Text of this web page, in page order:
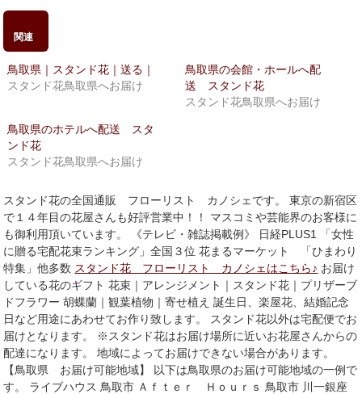
て
で
共
有
(新
し
い
ウ
ド
ウ
で
開
き
ッ
ク
し
て
さ
い
し
い
ン
ド
ウ
で
開
き
ま
す)
関連
鳥取県｜スタンド花｜送る｜
スタンド花鳥取県へお届け
鳥取県の会館・ホールへ配
送 スタンド花
スタンド花鳥取県へお届け
鳥取県のホテルへ配送 スタ
ンド花
スタンド花鳥取県へお届け
スタンド花の全国通販 フローリスト カノシェです。 東京の新宿区
で１４年目の花屋さんも好評営業中！！ マスコミや芸能界のお客様に
も御利用頂いています。 《テレビ・雑誌掲載例》 日経PLUS1 「女性
に贈る宅配花束ランキング」全国３位 花まるマーケット 「ひまわり
特集」他多数 スタンド花 フローリスト カノシェはこちら♪ お届け
している花のギフト 花束｜アレンジメント｜スタンド花｜プリザーブ
ドフラワー 胡蝶蘭｜観葉植物｜寄せ植え 誕生日、楽屋花、結婚記念
日など用途にあわせてお作り致します。 スタンド花以外は宅配便でお
届けとなります。 ※スタンド花はお届け場所に近いお花屋さんからの
配達になります。 地域によってお届けできない場合があります。
【鳥取県 お届け可能地域】 以下は鳥取県のお届け可能地域の一例で
す。 ライブハウス 鳥取市 Ａｆｔｅｒ Ｈｏｕｒｓ 鳥取市 川一銀座